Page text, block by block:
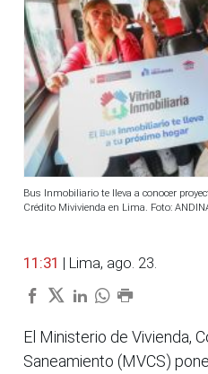
Bus Inmobiliario te lleva a conocer
Crédito Mivivienda en Lima. Foto:
11:31 | Lima, ago. 23.
El Ministerio de Vivienda,
Saneamiento (MVCS)